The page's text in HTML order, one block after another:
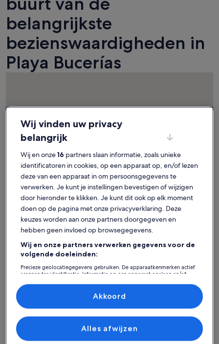
belangrijkste
bezienswaardigheden in
Playa Bucerías
Kaart
attracties
1
Meer informatie over Playa Bucerías. Opent een nieuw
Wij vinden uw privacy
belangrijk
Wij en onze16 partners slaan informatie, zoals unieke
identificatoren in cookies, op een apparaat op, en/of lezen
deze van een apparaat in om persoonsgegevens te
verwerken. Je kunt je instellingen bevestigen of wijzigen
door hieronder te klikken. Je kunt dit ook op elk moment
doen op de pagina met onze privacyverklaring. Deze
keuzes worden aan onze partners doorgegeven en
hebben geen invloed op browsegegevens.
Wij en onze partners verwerken gegevens voor de
volgende doeleinden:
Precieze geolocatiegegevens gebruiken. De apparaatkenmerken actief
scannen ter identificatie. Informatie op een apparaat opslaan en/of
contentmetingen, doelgroepenonderzoek en ontwikkeling van
Alles afwijzen
Akkoord